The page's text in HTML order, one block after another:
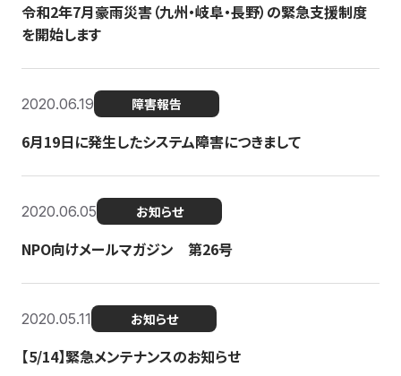
令和2年7月豪雨災害（九州・岐阜・長野）の緊急支援制度
を開始します
2020.06.19 障害報告
6月19日に発生したシステム障害につきまして
2020.06.05 お知らせ
NPO向けメールマガジン 第26号
2020.05.11 お知らせ
【5/14】緊急メンテナンスのお知らせ